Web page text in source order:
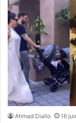
Ahmad Diallo 16